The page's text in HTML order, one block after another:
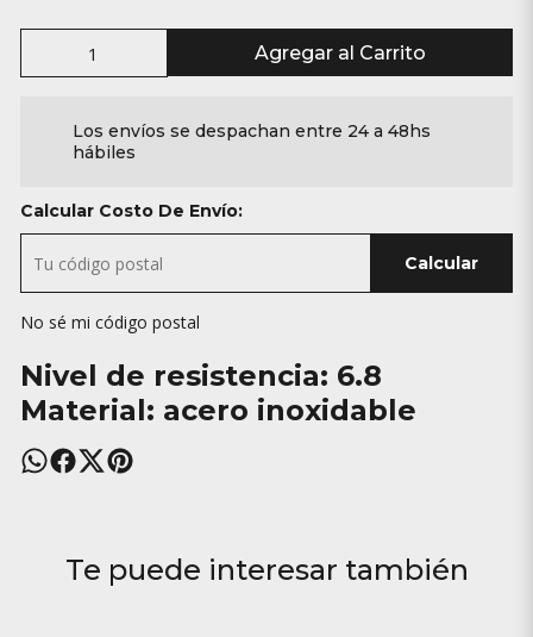
Agregar al Carrito
Los envíos se despachan entre 24 a 48hs
hábiles
Calcular Costo De Envío:
Calcular
No sé mi código postal
Nivel de resistencia: 6.8
Material: acero inoxidable
Te puede interesar también